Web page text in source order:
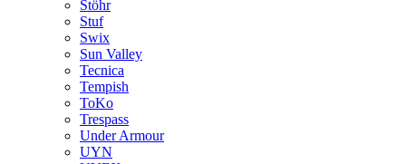
Stöhr
Stuf
Swix
Sun Valley
Tecnica
Tempish
ToKo
Trespass
Under Armour
UYN